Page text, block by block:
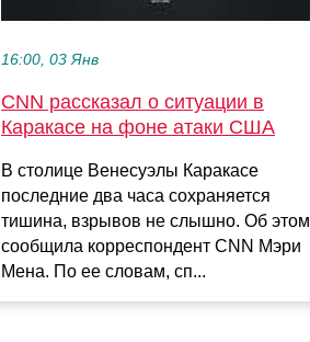
16:00, 03 Янв
CNN рассказал о ситуации в
Каракасе на фоне атаки США
В столице Венесуэлы Каракасе
последние два часа сохраняется
тишина, взрывов не слышно. Об этом
сообщила корреспондент CNN Мэри
Мена. По ее словам, сп...